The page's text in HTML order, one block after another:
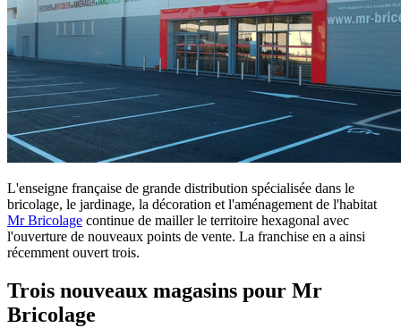
L'enseigne française de grande distribution spécialisée dans le
bricolage, le jardinage, la décoration et l'aménagement de l'habitat
Mr Bricolage continue de mailler le territoire hexagonal avec
l'ouverture de nouveaux points de vente. La franchise en a ainsi
récemment ouvert trois.
Trois nouveaux magasins pour Mr
Bricolage